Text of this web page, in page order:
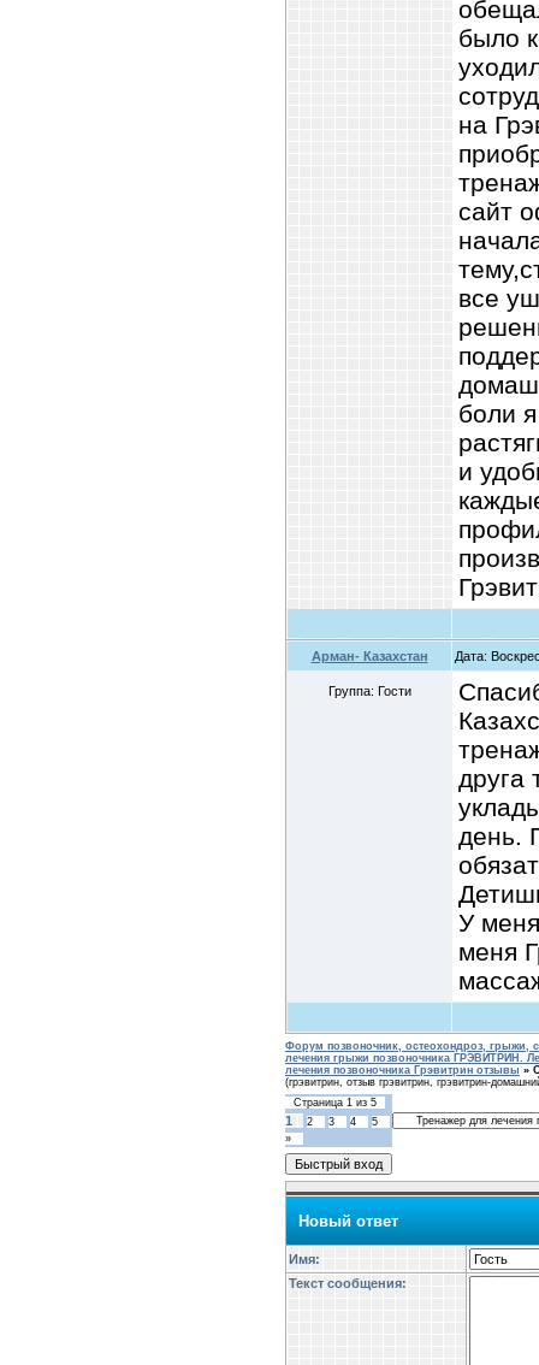
было
на
сайт
все
боли
и
Арман- Казахстан Дата:
Группа: Гости
друга
день.
У
меня
Форум позвоночник, остеохондроз, грыжи,
лечения грыжи позвоночника ГРЭВИТРИН.
лечения позвоночника Грэвитрин отзывы »
(грэвитрин, отзыв грэвитрин, грэвитрин-
Страница 1 из 5
1 2 3 4
5
»
Новый ответ
Имя:
Текст сообщения: